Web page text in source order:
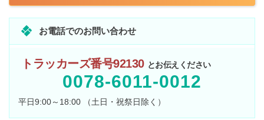
お電話でのお問い合わせ
トラッカーズ番号92130 とお伝えください
0078-6011-0012
平日9:00～18:00 （土日・祝祭日除く）